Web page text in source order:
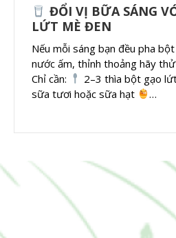
ĐỔI VỊ BỮA SÁNG
LỨT MÈ ĐEN
Nếu mỗi sáng bạn đều pha
nước ấm, thỉnh thoảng hãy
Chỉ cần:
2–3 thìa bột gạo
sữa tươi hoặc sữa hạt
…